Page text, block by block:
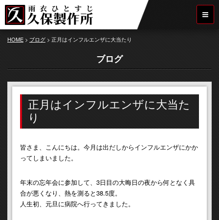
HOME>ブログ>正月はインフルエンザに大当たり
ブログ
正月はインフルエンザに大当た
り
皆さま、こんにちは。今月は出だしからインフルエンザにかか
ってしまいました。
年末の忘年会に参加して、3日目の大晦日の夜から何となく具
合が悪くなり、熱を測ると38.5度。
人生初、元旦に病院へ行ってきました。